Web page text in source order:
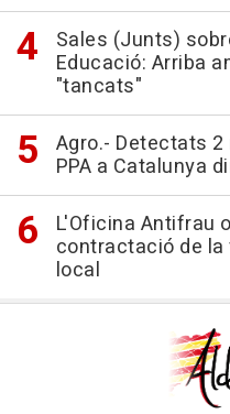
Sales (Junts)
Educació: Arriba
"tancats"
Agro.- Detectats
PPA a Catalunya
L'Oficina Antifrau
contractació de
local